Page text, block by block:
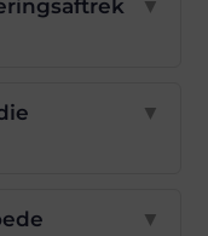
▼
▼
▼